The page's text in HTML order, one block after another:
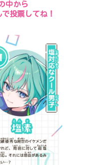
報
中から
投票してね！